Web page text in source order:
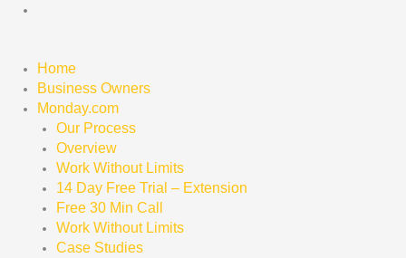
Skip
Home
Business Owners
Monday.com
Our Process
Overview
Work Without Limits
14 Day Free Trial – Extension
Free 30 Min Call
Work Without Limits
Case Studies